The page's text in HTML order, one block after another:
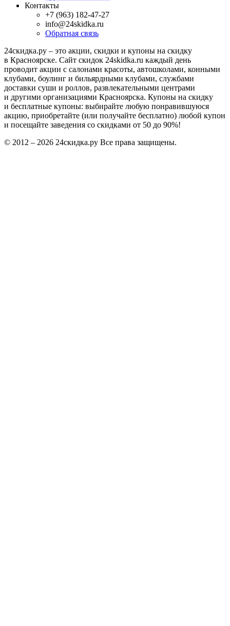
Контакты
+7 (963) 182-47-27
info@24skidka.ru
Обратная связь
24скидка.ру – это акции, скидки и купоны на скидку
в Красноярске. Сайт скидок 24skidka.ru каждый день
проводит акции с салонами красоты, автошколами, конными
клубами, боулинг и бильярдными клубами, службами
доставки суши и роллов, развлекательными центрами
и другими организациями Красноярска. Купоны на скидку
и бесплатные купоны: выбирайте любую понравившуюся
акцию, приобретайте (или получайте бесплатно) любой купон
и посещайте заведения со скидками от 50 до 90%!
© 2012 – 2026 24скидка.ру Все права защищены.